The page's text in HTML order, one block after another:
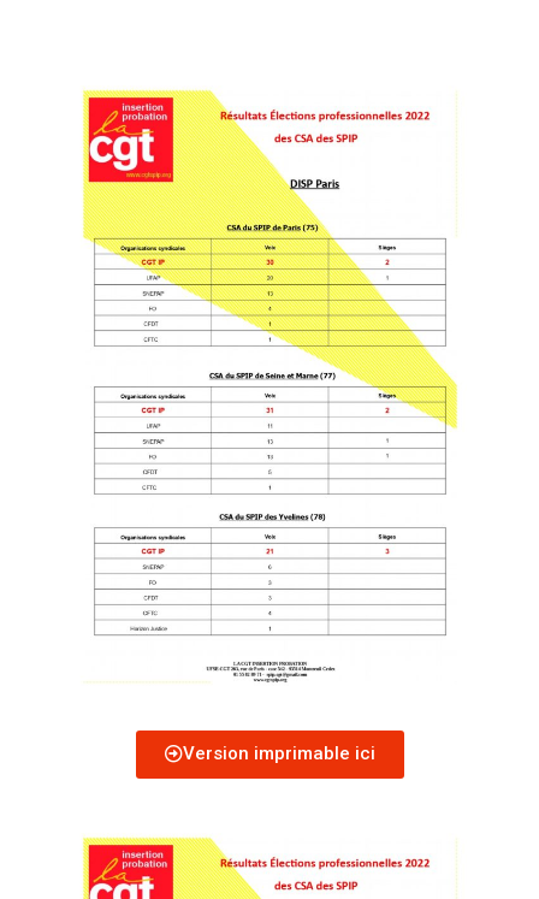
Version imprimable ici